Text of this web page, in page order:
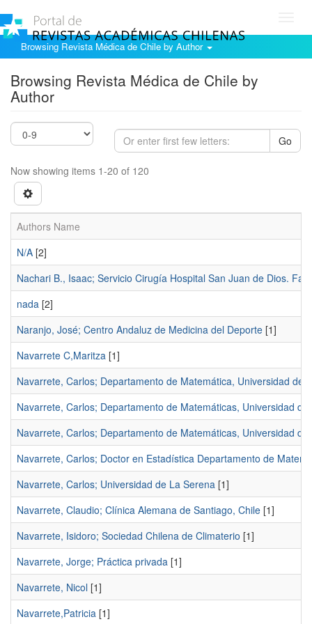
Browsing Revista Médica de Chile by Author
Browsing Revista Médica de Chile by
Author
Go
Now showing items 1-20 of 120
Authors Name
N/A [2]
Nachari B., Isaac; Servicio Cirugía Hospital San Juan de Dios.
nada [2]
Naranjo, José; Centro Andaluz de Medicina del Deporte [1]
Navarrete C,Maritza [1]
Navarrete, Carlos; Departamento de Matemática, Universidad de
Navarrete, Carlos; Departamento de Matemáticas, Universidad de
Navarrete, Carlos; Departamento de Matemáticas, Universidad
Navarrete, Carlos; Doctor en Estadística Departamento de
Navarrete, Carlos; Universidad de La Serena [1]
Navarrete, Claudio; Clínica Alemana de Santiago, Chile [1]
Navarrete, Isidoro; Sociedad Chilena de Climaterio [1]
Navarrete, Jorge; Práctica privada [1]
Navarrete, Nicol [1]
Navarrete,Patricia [1]